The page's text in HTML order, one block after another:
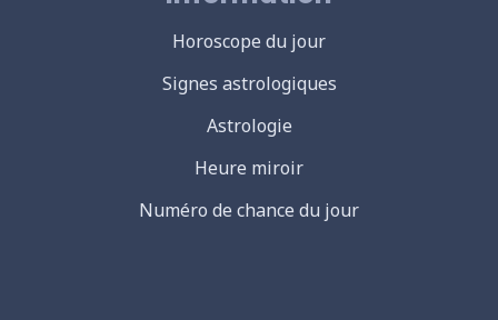
Horoscope du jour
Signes astrologiques
Astrologie
Heure miroir
Numéro de chance du jour